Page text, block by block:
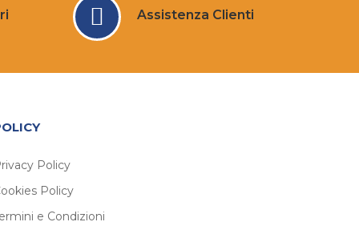
Assistenza Clienti
Policy
Policy
e Condizioni